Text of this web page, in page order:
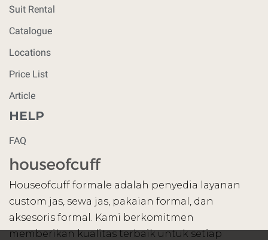
Suit Rental
Catalogue
Locations
Price List
Article
HELP
FAQ
Houseofcuff formale adalah penyedia layanan
custom jas, sewa jas, pakaian formal, dan
aksesoris formal. Kami berkomitmen
memberikan kualitas terbaik untuk setiap